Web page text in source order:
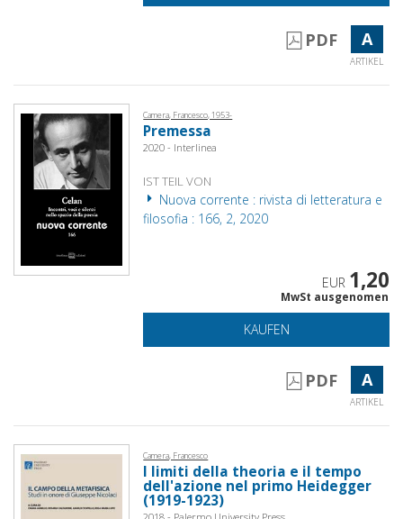
PDF A
ARTIKEL
Camera, Francesco, 1953-
Premessa
2020 - Interlinea
IST TEIL VON
Nuova corrente : rivista di letteratura e
filosofia : 166, 2, 2020
EUR 1,20
MwSt ausgenomen
KAUFEN
PDF A
ARTIKEL
Camera, Francesco
I limiti della theoria e il tempo
dell'azione nel primo Heidegger
(1919-1923)